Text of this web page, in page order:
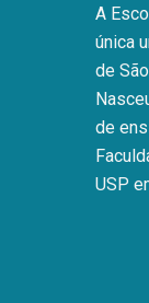
A
única
de
de
USP